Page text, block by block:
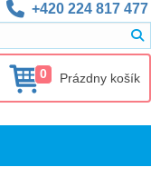
+420 224 817 477
0 Prázdny košík